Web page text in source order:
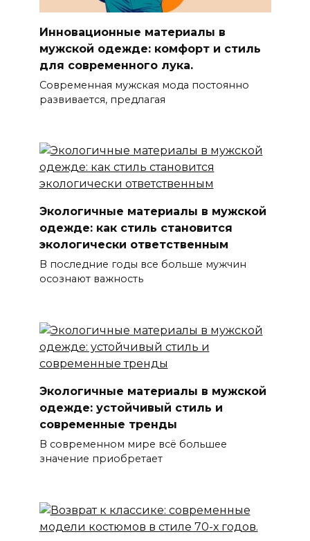
Инновационные материалы в
мужской одежде: комфорт и стиль
для современного лука.
Современная мужская мода постоянно
развивается, предлагая
Экологичные материалы в мужской
одежде: как стиль становится
экологически ответственным
В последние годы все больше мужчин
осознают важность
Экологичные материалы в мужской
одежде: устойчивый стиль и
современные тренды
В современном мире всё большее
значение приобретает